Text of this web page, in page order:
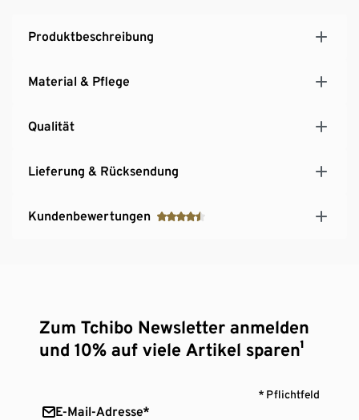
Produktbeschreibung
Material & Pflege
Qualität
Lieferung & Rücksendung
Kundenbewertungen
Zum Tchibo Newsletter anmelden
und 10% auf viele Artikel sparen¹
* Pflichtfeld
E-Mail-Adresse*